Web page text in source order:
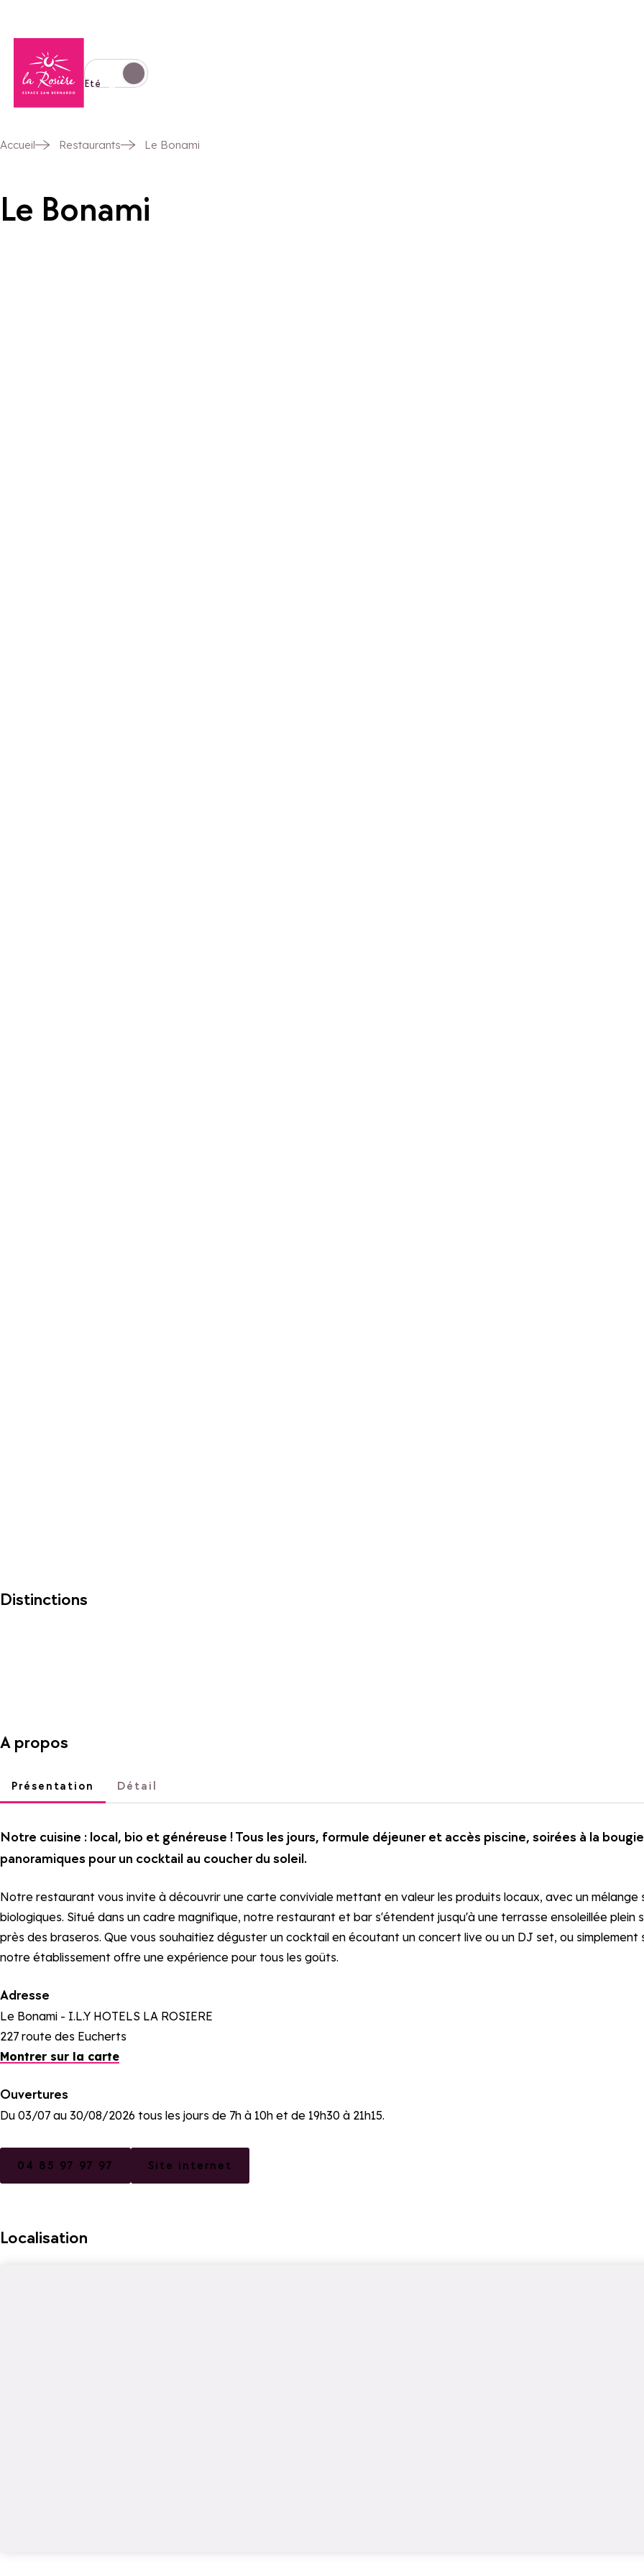
Basculer l'affichage en mode hiver
Eté
Accueil Restaurants Le Bonami
Le Bonami
Distinctions
A propos
Présentation Détail
Notre cuisine : local, bio et généreuse ! Tous les jours, formule déjeuner et accès piscine, soirées à la
panoramiques pour un cocktail au coucher du soleil.
Notre restaurant vous invite à découvrir une carte conviviale mettant en valeur les produits locaux, avec un
biologiques. Situé dans un cadre magnifique, notre restaurant et bar s'étendent jusqu'à une terrasse ensoleillée
près des braseros. Que vous souhaitiez déguster un cocktail en écoutant un concert live ou un DJ set, ou
notre établissement offre une expérience pour tous les goûts.
Adresse
Le Bonami - I.L.Y HOTELS LA ROSIERE
227 route des Eucherts
Montrer sur la carte
Ouvertures
Du 03/07 au 30/08/2026 tous les jours de 7h à 10h et de 19h30 à 21h15.
04 85 97 97 97 Site internet
Localisation